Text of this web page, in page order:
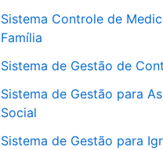
Sistema Controle de
Família
Sistema de Gestão de
Sistema de Gestão para
Social
Sistema de Gestão para